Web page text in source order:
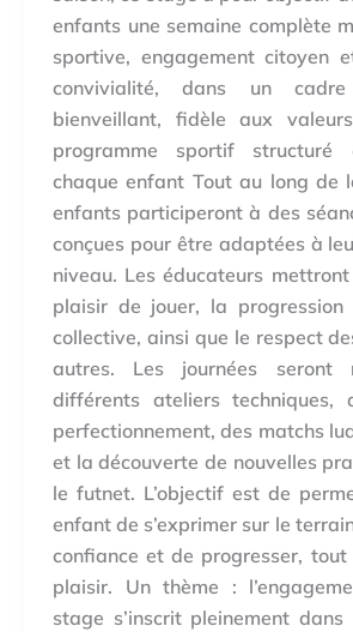
enfants une semaine complète
sportive, engagement citoyen
convivialité, dans un
bienveillant, fidèle aux
programme sportif
chaque enfant Tout au long de
enfants participeront à des
conçues pour être adaptées à
niveau. Les éducateurs mettront
plaisir de jouer, la progression
collective, ainsi que le respect
autres. Les journées seront
différents ateliers techniques,
perfectionnement, des matchs
et la découverte de nouvelles
le futnet. L’objectif est de
enfant de s’exprimer sur le
confiance et de progresser,
plaisir. Un thème :
stage s’inscrit pleinement dans